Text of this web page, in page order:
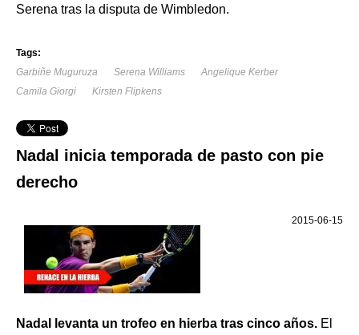
Serena tras la disputa de Wimbledon.
Tags:
Garbiñe Muguruza
Serena Williams
Angelique Kerber
Camila Giorgi
Kirsten Flipkens
Nadal inicia temporada de pasto con pie
derecho
2015-06-15
Nadal levanta un trofeo en hierba tras cinco años. El